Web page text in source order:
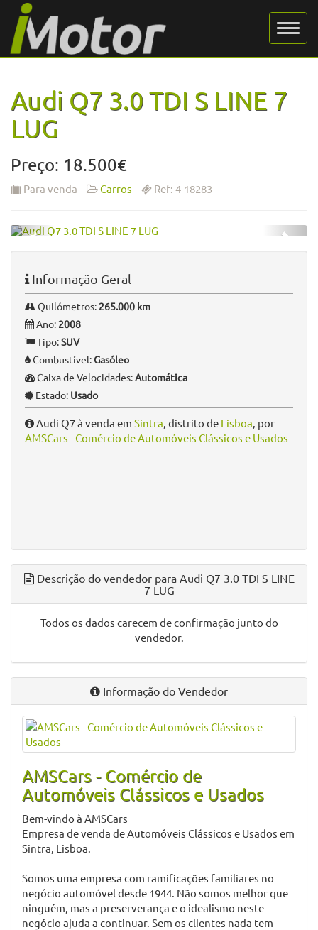
Audi Q7 3.0 TDI S LINE 7
LUG
Preço: 18.500€
Para venda Carros Ref: 4-18283
Informação Geral
Quilómetros: 265.000 km
Ano: 2008
Tipo:SUV
Combustível:Gasóleo
Caixa de Velocidades:Automática
Estado: Usado
Audi Q7 à venda em Sintra, distrito de Lisboa, por
AMSCars - Comércio de Automóveis Clássicos e Usados
Descrição do vendedor para Audi Q7 3.0 TDI S LINE
7 LUG
Todos os dados carecem de confirmação junto do
vendedor.
Informação do Vendedor
AMSCars - Comércio de
Automóveis Clássicos e Usados
Bem-vindo à AMSCars
Empresa de venda de Automóveis Clássicos e Usados em
Sintra, Lisboa.
Somos uma empresa com ramificações familiares no
negócio automóvel desde 1944. Não somos melhor que
ninguém, mas a preserverança e o idealismo neste
negócio ajuda a continuar. Sem os clientes nada tem